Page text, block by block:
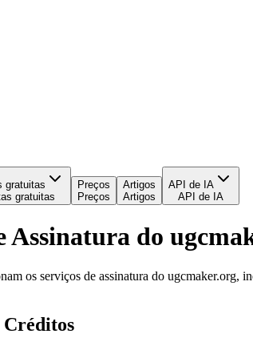
gratuitas
gratuitas
Preços
Preços
Artigos
Artigos
API de IA
API de IA
Assinatura do
os serviços de assinatura do
Créditos